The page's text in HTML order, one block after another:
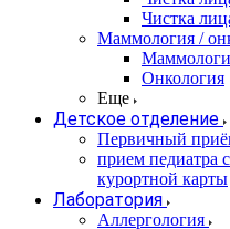
Чистка
Маммология /
Онкология
Еще
Детское отделение
Первичный
прием педиатра
курортной карты
Лаборатория
Аллергология